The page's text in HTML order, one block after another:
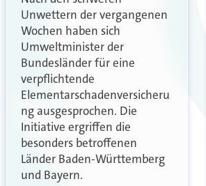
Unwettern der vergangenen
Wochen haben sich
Umweltminister der
Bundesländer für eine
verpflichtende
Elementarschadenversicheru
ng ausgesprochen. Die
Initiative ergriffen die
besonders betroffenen
Länder Baden-Württemberg
und Bayern.